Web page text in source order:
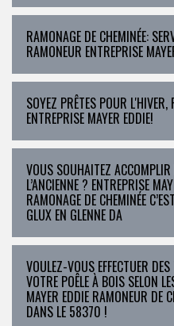
RAMONAGE DE CHEMINÉE:
RAMONEUR ENTREPRISE
SOYEZ PRÊTES POUR L'HIVER,
ENTREPRISE MAYER EDDIE!
VOUS SOUHAITEZ
L’ANCIENNE ? ENTREPRISE
RAMONAGE DE CHEMINÉE
GLUX EN GLENNE DA
VOULEZ-VOUS EFFECTUER
VOTRE POÊLE À BOIS SELON
MAYER EDDIE RAMONEUR DE
DANS LE 58370 !